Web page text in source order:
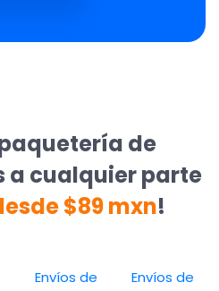
de
a cualquier parte
$89 mxn!
Envíos de
Envíos de